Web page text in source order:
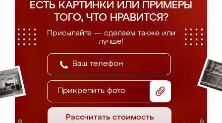
ЕСТЬ КАРТИНКИ ИЛИ ПРИМЕРЫ
ТОГО, ЧТО НРАВИТСЯ?
Присылайте — сделаем также или
лучше!
Прикрепить фото
Рассчитать стоимость